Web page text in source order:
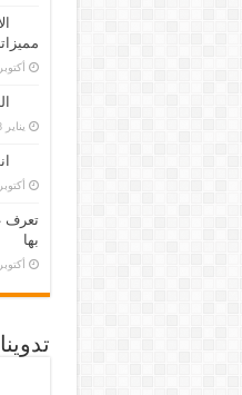
أكتوبر 27,
يناير 28, 2020
أكتوبر 10,
تعرف
بها
أكتوبر 24,